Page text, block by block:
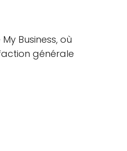
Business, où
générale